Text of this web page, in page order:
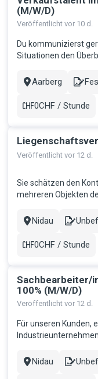
Ergebnisse
(M/W/D)
Veröffentlicht vor 10 d.
Du kommunizierst
Situationen den
genau zu dir passen. Deine Aufgaben Kompetente Betreuung
Erfassung,
Stadt
Aarberg
Gehalt
0CHF / Stunde
Veröffentlicht vor 12 d.
Sie schätzen den
mehreren Objekten
Solothurn
Bewirtschaftung eines
Stadt
Nidau
Contract
Gehalt
0CHF / Stunde
Sachbearbeiter/
100% (M/W/D)
Veröffentlicht vor 12 d.
Für unseren Kunden,
oder nach
Stadt
Nidau
Contract